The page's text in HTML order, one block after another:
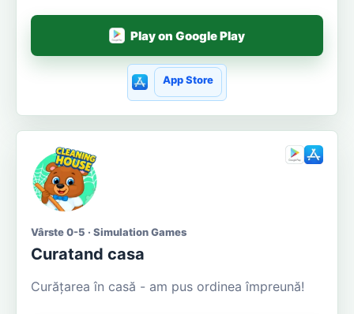
Play on Google Play
App Store
Vârste 0-5 · Simulation Games
Curatand casa
Curățarea în casă - am pus ordinea împreună!